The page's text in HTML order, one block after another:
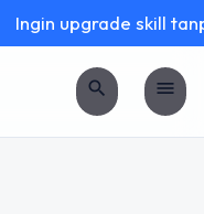
Ingin upgrade skill
search menu